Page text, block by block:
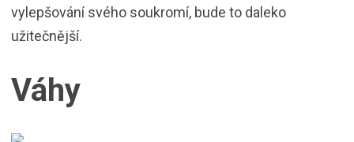
vylepšování svého soukromí, bude to daleko
užitečnější.
Váhy